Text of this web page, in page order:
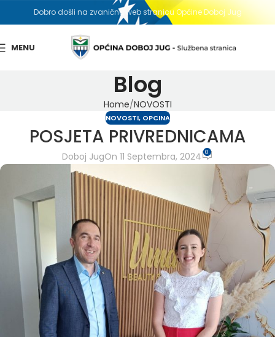
Dobro došli na zvaničnu web stranicu Općine Doboj Jug
MENU
Blog
Home NOVOSTI
NOVOSTI, OPCINA
POSJETA PRIVREDNICAMA
Doboj JugOn 11 Septembra, 2024 0